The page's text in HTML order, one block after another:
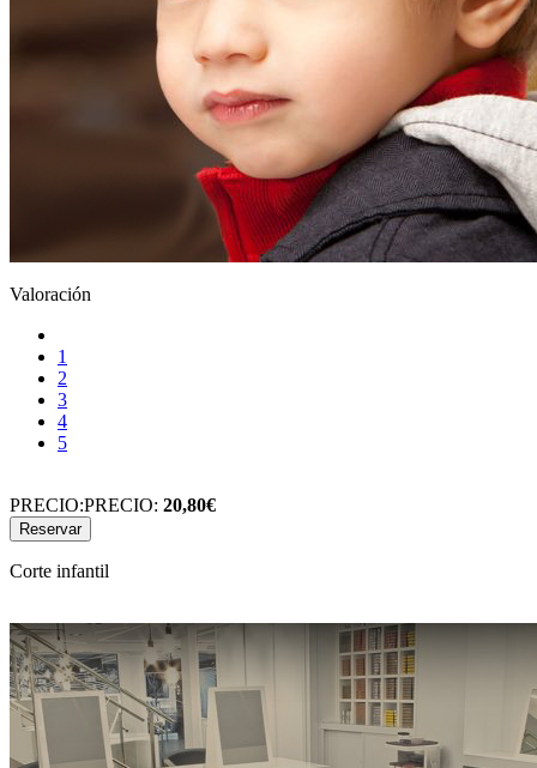
Valoración
1
2
3
4
5
PRECIO:PRECIO: 20,80€
Corte infantil